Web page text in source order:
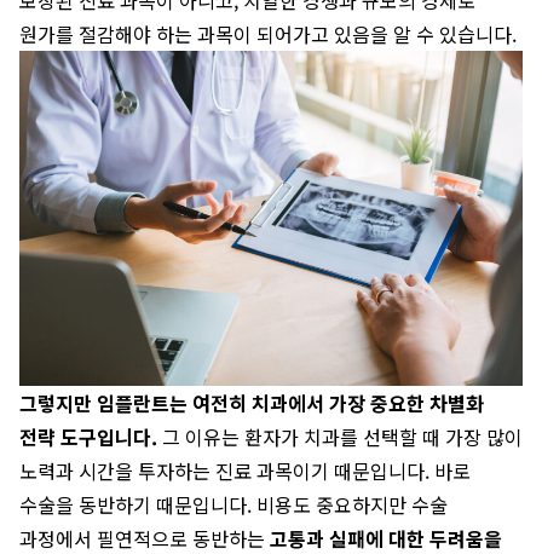
원가를 절감해야 하는 과목이 되어가고 있음을 알 수 있습니다.
그렇지만 임플란트는 여전히 치과에서 가장 중요한 차별화
전략 도구입니다. 그 이유는 환자가 치과를 선택할 때 가장 많이
노력과 시간을 투자하는 진료 과목이기 때문입니다. 바로
수술을 동반하기 때문입니다. 비용도 중요하지만 수술
과정에서 필연적으로 동반하는 고통과 실패에 대한 두려움을